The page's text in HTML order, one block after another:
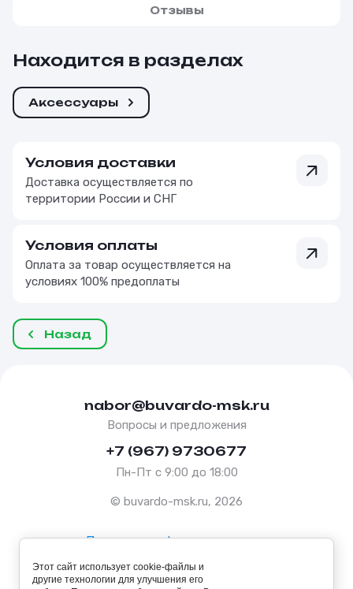
Отзывы
Находится в разделах
Аксессуары
Условия доставки
Доставка осуществляется по
территории России и СНГ
Условия оплаты
Оплата за товар осуществляется на
условиях 100% предоплаты
Назад
nabor@buvardo-msk.ru
Вопросы и предложения
+7 (967) 9730677
Пн-Пт с 9:00 до 18:00
© buvardo-msk.ru, 2026
Политика конфиденциальности
Оферта
Этот сайт использует cookie-файлы и
другие технологии для улучшения его